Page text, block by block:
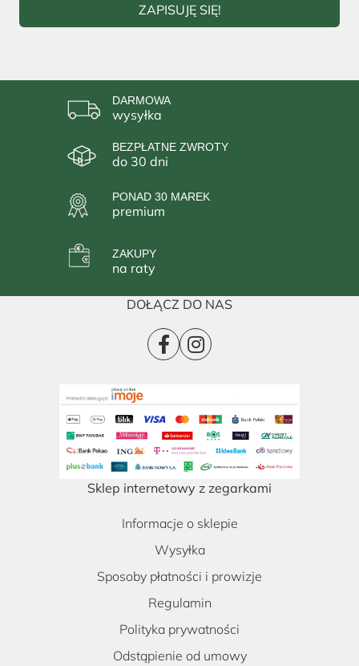
ZAPISUJĘ SIĘ!
DARMOWA
wysyłka
BEZPŁATNE ZWROTY
do 30 dni
PONAD 30 MAREK
premium
ZAKUPY
na raty
DOŁĄCZ DO NAS
Sklep internetowy z zegarkami
Informacje o sklepie
Wysyłka
Sposoby płatności i prowizje
Regulamin
Polityka prywatności
Odstąpienie od umowy